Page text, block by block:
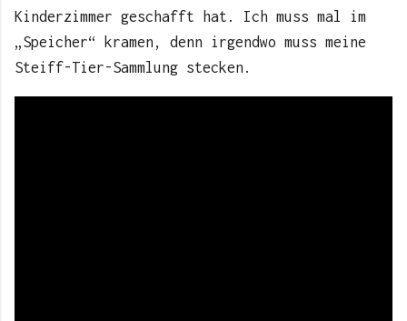
Kinderzimmer geschafft hat. Ich muss mal im
„Speicher“ kramen, denn irgendwo muss meine
Steiff-Tier-Sammlung stecken.